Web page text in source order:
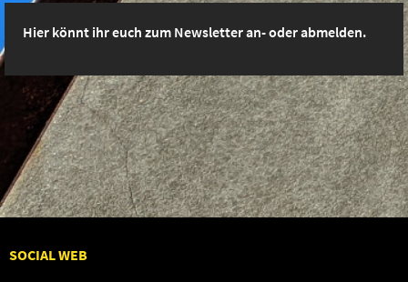
Hier könnt ihr euch zum Newsletter an- oder abmelden.
SOCIAL WEB